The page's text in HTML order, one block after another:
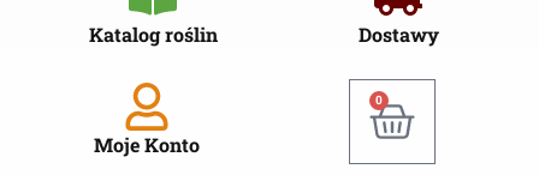
Katalog roślin Dostawy
Moje Konto
0